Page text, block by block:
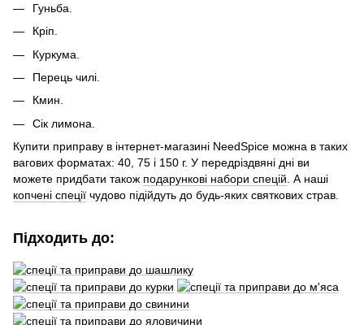
Гуньба.
Кріп.
Куркума.
Перець чилі.
Кмин.
Сік лимона.
Купити приправу в інтернет-магазині NeedSpice можна в таких
вагових форматах: 40, 75 і 150 г. У передріздвяні дні ви
можете придбати також подарункові набори спецій. А наші
копчені спеції чудово підійдуть до будь-яких святкових страв.
Підходить до: